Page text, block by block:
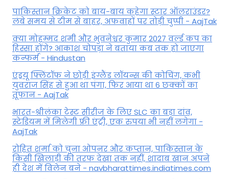
पाकिस्तान क्रिकेट को बाय-बाय कहेगा स्टार ऑलराउंडर?
लंबे समय से टीम से बाहर, अफवाहों पर तोड़ी चुप्पी - AajTak
क्या मोहम्मद शमी और भुवनेश्वर कुमार 2027 वर्ल्ड कप का
हिस्सा होंगे? आकाश चोपड़ा ने बताया कब तक हो जाएगा
कन्फर्म - Hindustan
एंड्रयू फ्लिंटॉफ ने छोड़ी इंग्लैंड लॉयन्स की कोच‍िंग, कभी
युवराज सिंह से हुआ था पंगा, फ‍िर आया था 6 छक्कों का
तूफान - AajTak
भारत-श्रीलंका टेस्ट सीरीज के लिए SLC का बड़ा दांव,
स्टेडियम में मिलेगी फ्री एंट्री, एक रुपया भी नहीं लगेगा -
AajTak
रोहित शर्मा को चुना ओपनर और कप्तान, पाकिस्तान के
किसी खिलाड़ी की तरफ देखा तक नहीं, शादाब खान अपने
ही देश में विलेन बने - navbharattimes.indiatimes.com